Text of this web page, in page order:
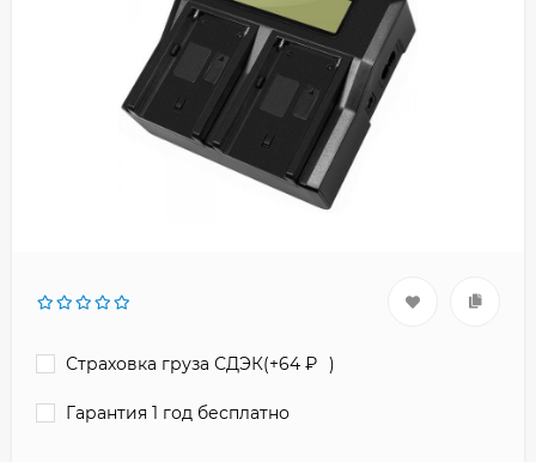
Страховка груза СДЭК(+64 )
Гарантия 1 год бесплатно